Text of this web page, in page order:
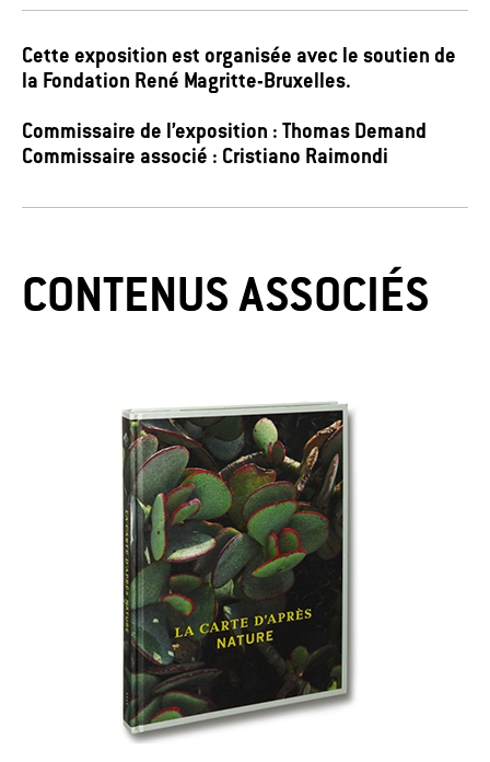
Cette exposition est organisée avec le soutien de
la Fondation René Magritte-Bruxelles.
Commissaire de l’exposition : Thomas Demand
Commissaire associé : Cristiano Raimondi
CONTENUS ASSOCIÉS